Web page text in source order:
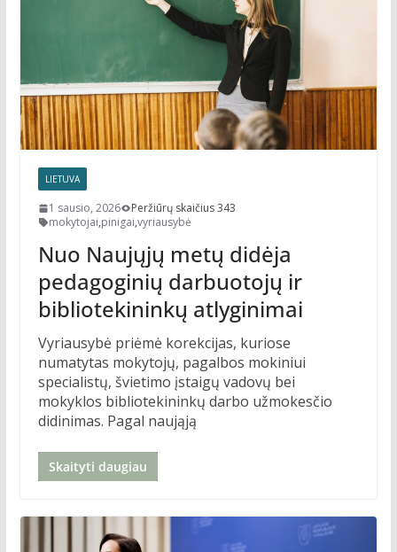
LIETUVA
1 sausio, 2026
Peržiūrų skaičius 343
mokytojai,pinigai,vyriausybė
Nuo Naujųjų metų didėja
pedagoginių darbuotojų ir
bibliotekininkų atlyginimai
Vyriausybė priėmė korekcijas, kuriose
numatytas mokytojų, pagalbos mokiniui
specialistų, švietimo įstaigų vadovų bei
mokyklos bibliotekininkų darbo užmokesčio
didinimas. Pagal naująją
Skaityti daugiau